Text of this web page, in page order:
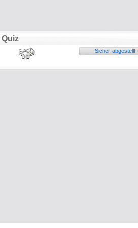
Sicher abgestellt